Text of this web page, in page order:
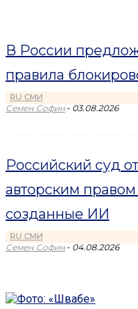
В России
правила
RU СМИ
Семен Софин - 03.08.2026
Российский суд
авторским
созданные ИИ
RU СМИ
Семен Софин - 04.08.2026